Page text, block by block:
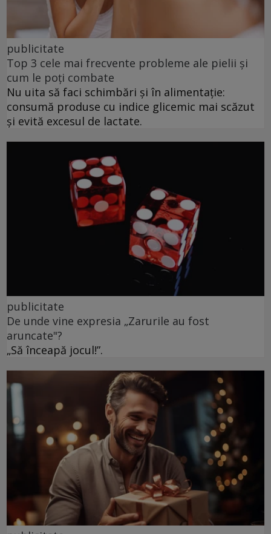
publicitate
Top 3 cele mai frecvente probleme ale pielii și
cum le poți combate
Nu uita să faci schimbări și în alimentație:
consumă produse cu indice glicemic mai scăzut
și evită excesul de lactate.
publicitate
De unde vine expresia „Zarurile au fost
aruncate"?
„Să înceapă jocul!”.